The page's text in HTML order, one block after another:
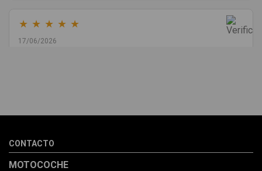
★ ★ ★ ★ ★
17/06/2026
la pieza llegó correcta y bien embalada, además de llegarme 2
CONTACTO
MOTOCOCHE